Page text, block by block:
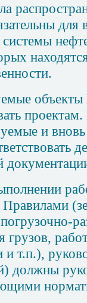
для
системы
и
грузов,
и т.п.),
должны